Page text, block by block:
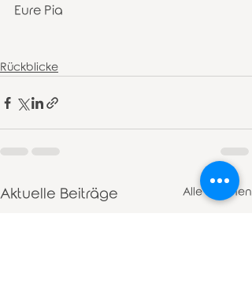
Eure Pia
Rückblicke
Aktuelle Beiträge Alle ansehen